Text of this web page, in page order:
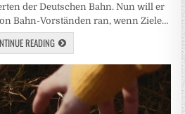
der Deutschen Bahn. Nun will er
Bahn-Vorständen ran, wenn Ziele…
READING